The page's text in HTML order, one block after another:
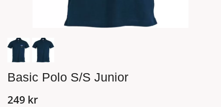
Basic Polo S/S Junior
249 kr